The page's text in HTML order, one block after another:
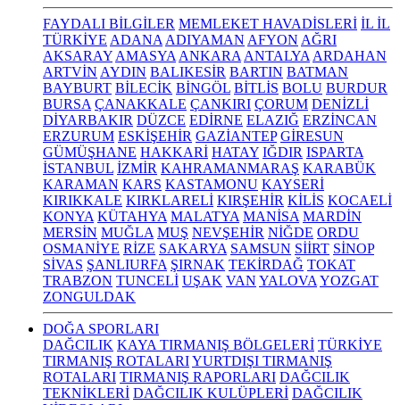
FAYDALI BİLGİLER MEMLEKET HAVADİSLERİ İL İL
TÜRKİYE ADANA ADIYAMAN AFYON AĞRI
AKSARAY AMASYA ANKARA ANTALYA ARDAHAN
ARTVİN AYDIN BALIKESİR BARTIN BATMAN
BAYBURT BİLECİK BİNGÖL BİTLİS BOLU BURDUR
BURSA ÇANAKKALE ÇANKIRI ÇORUM DENİZLİ
DİYARBAKIR DÜZCE EDİRNE ELAZIĞ ERZİNCAN
ERZURUM ESKİŞEHİR GAZİANTEP GİRESUN
GÜMÜŞHANE HAKKARİ HATAY IĞDIR ISPARTA
İSTANBUL İZMİR KAHRAMANMARAŞ KARABÜK
KARAMAN KARS KASTAMONU KAYSERİ
KIRIKKALE KIRKLARELİ KIRŞEHİR KİLİS KOCAELİ
KONYA KÜTAHYA MALATYA MANİSA MARDİN
MERSİN MUĞLA MUŞ NEVŞEHİR NİĞDE ORDU
OSMANİYE RİZE SAKARYA SAMSUN SİİRT SİNOP
SİVAS ŞANLIURFA ŞIRNAK TEKİRDAĞ TOKAT
TRABZON TUNCELİ UŞAK VAN YALOVA YOZGAT
ZONGULDAK
DOĞA SPORLARI
DAĞCILIK KAYA TIRMANIŞ BÖLGELERİ TÜRKİYE
TIRMANIŞ ROTALARIYURTDIŞI TIRMANIŞ
ROTALARI TIRMANIŞ RAPORLARI DAĞCILIK
TEKNİKLERİ DAĞCILIK KULÜPLERİ DAĞCILIK